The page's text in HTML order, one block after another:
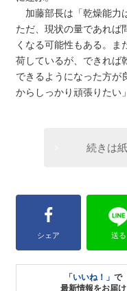
加藤部長は「乾燥能力
ただ、現状の量であれば
くなる可能性もある。ま
荷しているが、できれば
できるようになった方が
からしっかり頑張りたい
続きは
シェア 送る
「いいね！」で
最新情報をお届け